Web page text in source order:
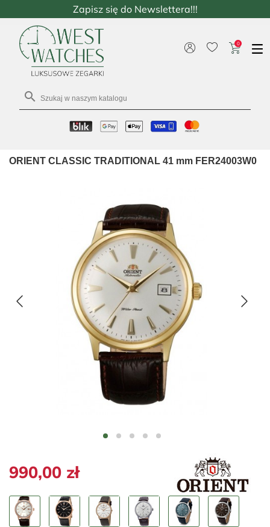

0
Zapisz się do Newslettera!!!
ORIENT CLASSIC TRADITIONAL 41 mm FER24003W0
990,00 zł